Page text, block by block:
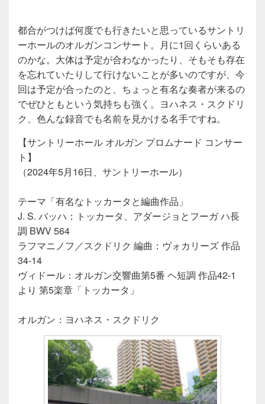
都合がつけば何度でも行きたいと思っているサントリ
ーホールのオルガンコンサート。月に1回くらいある
のかな。大体は予定が合わなかったり、そもそも存在
を忘れていたりして行けないことが多いのですが、今
回は予定が合ったのと、ちょっと有名な奏者が来るの
でぜひともという気持ちも強く。ヨハネス・スクドリ
ク、色んな録音でも名前を見かける名手ですね。
【サントリーホール オルガン プロムナード コンサー
ト】
（2024年5月16日、サントリーホール）
テーマ「有名なトッカータと編曲作品」
J. S. バッハ：トッカータ、アダージョとフーガ ハ長
調 BWV 564
ラフマニノフ／スクドリク 編曲：ヴォカリーズ 作品
34-14
ヴィドール：オルガン交響曲第5番 ヘ短調 作品42-1
より 第5楽章「トッカータ」
オルガン：ヨハネス・スクドリク